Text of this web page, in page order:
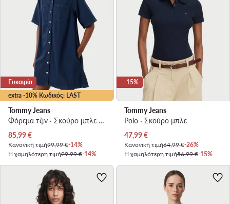
extra -10% Κωδικός: LAST
Ευκαιρία
Tommy Jeans
Φόρεμα τζιν · Σκούρο μπλε · Mini
Τρέχουσα τιμή
85,99€
Κανονική τιμή99,99 €-14%
Η χαμηλότερη τιμή99,99 €-14%
-15%
Tommy Jeans
Polo · Σκούρο μπλε
Τρέχουσα τιμή
47,99€
Κανονική τιμή64,99 €-26%
Η χαμηλότερη τιμή56,99 €-15%